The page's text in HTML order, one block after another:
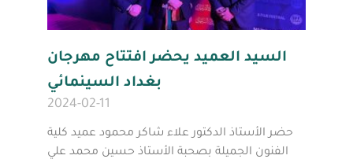
السيد العميد يحضر افتتاح مهرجان
بغداد السينمائي
2024-02-11
حضر الأستاذ الدكتور علاء شاكر محمود عميد كلية
الفنون الجميلة بصحبة الأستاذ حسين محمد علي